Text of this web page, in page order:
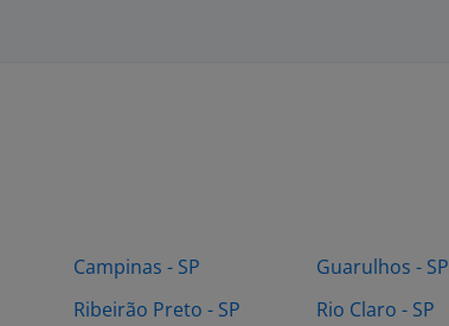
Campinas - SP
Ribeirão Preto - SP
Guarulhos - SP
Rio Claro - SP